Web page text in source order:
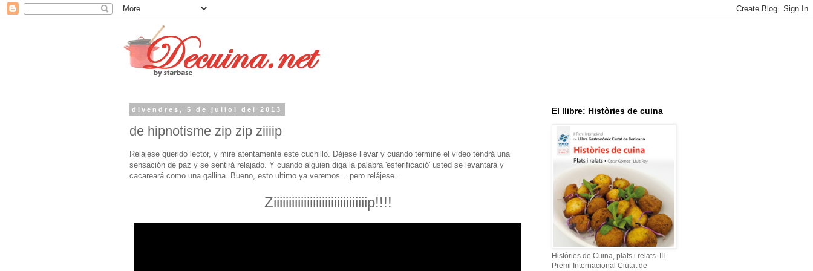
divendres, 5 de juliol del 2013
de hipnotisme zip zip ziiiip
Relájese querido lector, y mire atentamente este cuchillo. Déjese llevar y cuando termine el video tendrá una
sensación de paz y se sentirá relajado. Y cuando alguien diga la palabra 'esferificació' usted se levantará y
cacareará como una gallina. Bueno, esto ultimo ya veremos... pero relájese...
Ziiiiiiiiiiiiiiiiiiiiiiiiiiiiiiip!!!!
El llibre: Històries de cuina
Històries de Cuina, plats i relats. III
Premi Internacional Ciutat de